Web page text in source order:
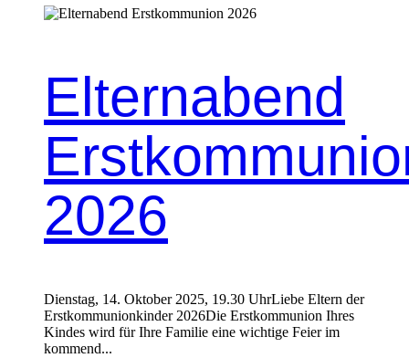
Elternabend
2026
Dien­stag, 14. Okto­ber 2025, 19.30 UhrLiebe Eltern der
Erstkom­mu­nionkinder 2026Die Erstkom­mu­nion Ihres
Kindes wird für Ihre Fam­i­lie eine wichtige Feier im
kom­mend...